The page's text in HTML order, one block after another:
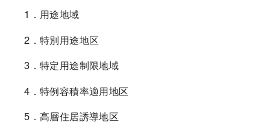
1．用途地域
2．特別用途地区
3．特定用途制限地域
4．特例容積率適用地区
5．高層住居誘導地区